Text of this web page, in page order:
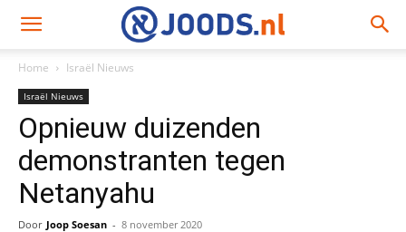
Home Israël Nieuws
Israël Nieuws
Opnieuw duizenden
demonstranten tegen
Netanyahu
Door Joop Soesan - 8 november 2020